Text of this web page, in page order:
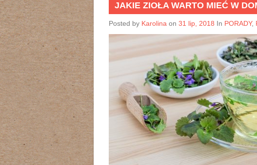
JAKIE ZIOŁA WARTO MIEĆ W
Posted by Karolina on 31 lip, 2018 In PORADY,